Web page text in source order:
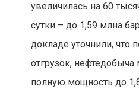
увеличилась на 60
сутки – до 1,59 млна
докладе уточнили, что
отгрузок,
полную мощность до